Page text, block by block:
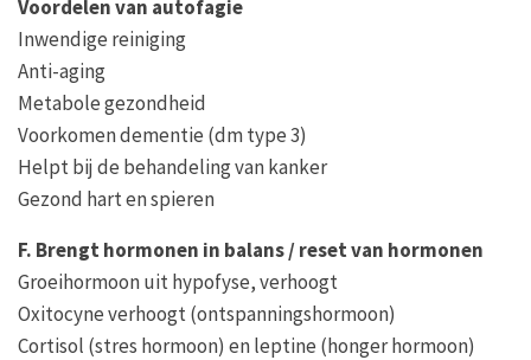
Voordelen van autofagie
Inwendige reiniging
Anti-aging
Metabole gezondheid
Voorkomen dementie (dm type 3)
Helpt bij de behandeling van kanker
Gezond hart en spieren
F. Brengt hormonen in balans / reset van hormonen
Groeihormoon uit hypofyse, verhoogt
Oxitocyne verhoogt (ontspanningshormoon)
Cortisol (stres hormoon) en leptine (honger hormoon)